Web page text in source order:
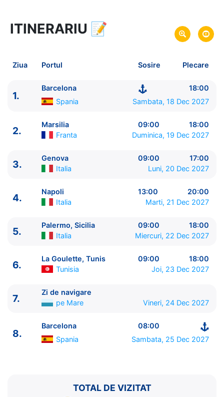
8 zile vacanta de croaziera in
Marea Mediterana de Vest si Tunisia -
link oferta
Plecare pe 18 Dec 2027 din Barcelona, Spania
MSC Cruises
ITINERARIU
----------------------------------------
1. Barcelona Spania
Genova Italia 09:00 - 17:00
4.
Napoli Italia 13:00 - 20:00
6.
La Goulette, Tunis
09:00 - 18:00
7. Zi de navigare
0:00 - 0:00
ITINERARIU 📝
Ziua Portul Sosire Plecare
1.
Barcelona
18:00
Spania
Sambata, 18 Dec 2027
2.
Marsilia 09:00
18:00
Franta
Duminica, 19 Dec 2027
3.
Genova 09:00
17:00
Italia
Luni, 20 Dec 2027
4.
Napoli 13:00
20:00
Italia
Marti, 21 Dec 2027
5.
Palermo, Sicilia 09:00
18:00
Italia
Miercuri, 22 Dec 2027
6.
La Goulette, Tunis 09:00
18:00
Tunisia
Joi, 23 Dec 2027
7.
Zi de navigare
pe Mare
Vineri, 24 Dec 2027
8.
Barcelona
08:00
Spania
Sambata, 25 Dec 2027
TOTAL DE VIZITAT